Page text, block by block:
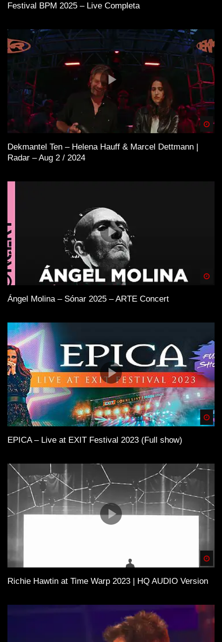
Festival BPM 2025 – Live Completa
Dekmantel Ten – Helena Hauff & Marcel Dettmann |
Radar – Aug 2 / 2024
Ángel Molina – Sónar 2025 – ARTE Concert
EPICA – Live at EXIT Festival 2023 (Full show)
Richie Hawtin at Time Warp 2023 | HQ AUDIO Version